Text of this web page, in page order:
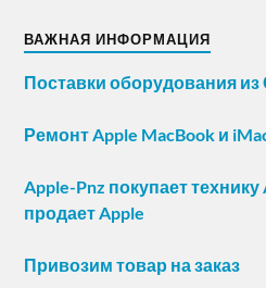
ВАЖНАЯ ИНФОРМАЦИЯ
Поставки оборудования
Ремонт Apple MacBook и
Apple-Pnz покупает
продает Apple
Привозим товар на заказ